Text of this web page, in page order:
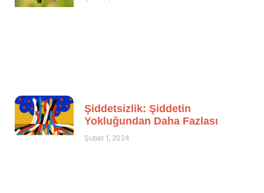
Şiddetsizlik: Şiddetin
Yokluğundan Daha Fazlası
Şubat 1, 2024